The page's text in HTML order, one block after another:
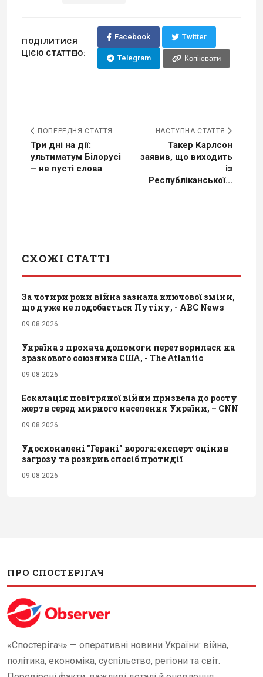
ПОДІЛИТИСЯ
ЦІЄЮ СТАТТЕЮ:
Facebook Twitter
Telegram Копіювати
ПОПЕРЕДНЯ СТАТТЯ
Три дні на дії:
ультиматум Білорусі
– не пусті слова
НАСТУПНА СТАТТЯ
Такер Карлсон
заявив, що виходить
із
Республіканської...
СХОЖІ СТАТТІ
За чотири роки війна зазнала ключової зміни,
що дуже не подобається Путіну, - ABC News
09.08.2026
Україна з прохача допомоги перетворилася на
зразкового союзника США, - The Atlantic
09.08.2026
Ескалація повітряної війни призвела до росту
жертв серед мирного населення України, – CNN
09.08.2026
Удосконалені "Герані" ворога: експерт оцінив
загрозу та розкрив спосіб протидії
09.08.2026
ПРО СПОСТЕРІГАЧ
«Спостерігач» — оперативні новини України: війна,
політика, економіка, суспільство, регіони та світ.